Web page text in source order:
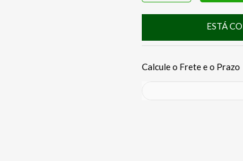
R$ 119,89
Dourado
ESTÁ